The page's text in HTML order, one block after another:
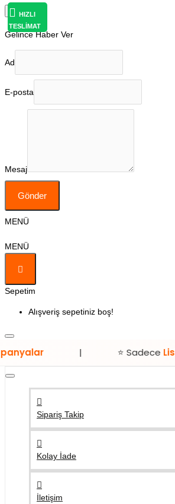
×
Gelince Haber Ver
Ad
E-posta
Mesaj
Gönder
MENÜ
MENÜ
Sepetim
Alışveriş sepetiniz boş!
| ⭐ Sadece Lisinya’da!
Sipariş Takip
Kolay İade
İletişim
HIZLI
TESLİMAT